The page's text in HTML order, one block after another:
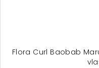
Flora Curl Baobab